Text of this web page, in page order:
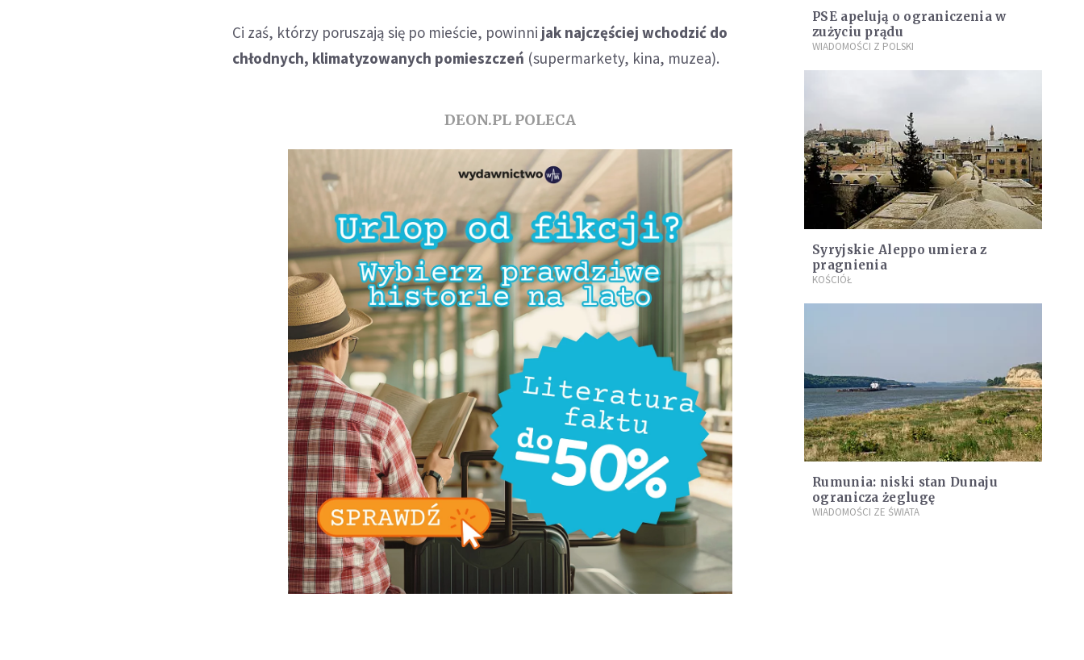
Ci zaś, którzy poruszają się po mieście, powinni jak najczęściej wchodzić do
chłodnych, klimatyzowanych pomieszczeń (supermarkety, kina, muzea).
DEON.PL POLECA
PSE apelują o ograniczenia w
zużyciu prądu
WIADOMOŚCI Z POLSKI
Syryjskie Aleppo umiera z
pragnienia
KOŚCIÓŁ
Rumunia: niski stan Dunaju
ogranicza żeglugę
WIADOMOŚCI ZE ŚWIATA